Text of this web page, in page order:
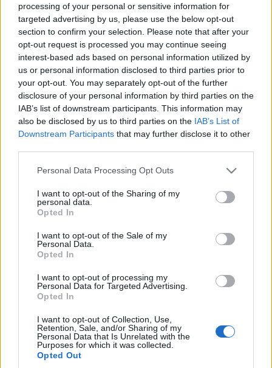
processing of your personal or sensitive information for
targeted advertising by us, please use the below opt-out
section to confirm your selection. Please note that after your
opt-out request is processed you may continue seeing
interest-based ads based on personal information utilized by
us or personal information disclosed to third parties prior to
your opt-out. You may separately opt-out of the further
disclosure of your personal information by third parties on the
IAB’s list of downstream participants. This information may
also be disclosed by us to third parties on the IAB’s List of
Downstream Participants that may further disclose it to other
Please note that this website/app uses one or more Google
not limited to your visit or usage behaviour. You may click to
grant or deny consent to Google and its third-party tags to
use your data for below specified purposes in below Google
consent section.
Personal Data Processing Opt Outs
I want to opt-out of the Sharing of my
personal data.
Opted In
I want to opt-out of the Sale of my
Personal Data.
Opted In
I want to opt-out of processing my
Personal Data for Targeted Advertising.
Opted In
I want to opt-out of Collection, Use,
Retention, Sale, and/or Sharing of my
Personal Data that Is Unrelated with the
Purposes for which it was collected.
Opted Out
és az Anima Sound System is. A programsorozat kiemelt
dátuma április 30-a, az A38 hivatalos születésnapja, ezen a
napon ad 15 éves életműkoncertet a Nouvelle Vague, a
hetvenes-nyolcvanas évek punk és új hullámos zenéit bossa
nova stílusba átültető francia csapat, a kiállítótérben Joep
Beving holland zongorista játszik, éjjel pedig az osztrák
house formáció, a Klangkarussell áll színpadra.